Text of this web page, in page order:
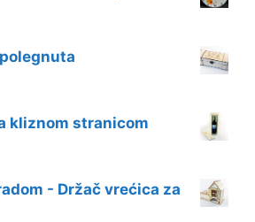
kliznom stranicom
- Držač vrećica za